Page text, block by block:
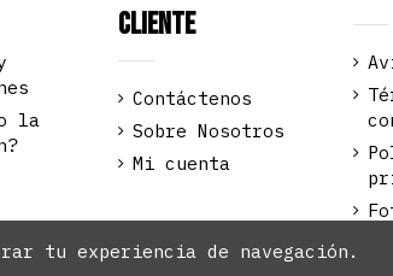
la
Cliente
Contáctenos
Sobre Nosotros
Mi cuenta
tu experiencia de navegación.